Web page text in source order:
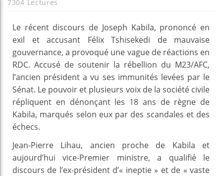
7304 Lectures
Le récent discours de Joseph Kabila, prononcé en
exil et accusant Félix Tshisekedi de mauvaise
gouvernance, a provoqué une vague de réactions en
RDC. Accusé de soutenir la rébellion du M23/AFC,
l’ancien président a vu ses immunités levées par le
Sénat. Le pouvoir et plusieurs voix de la société civile
répliquent en dénonçant les 18 ans de règne de
Kabila, marqués selon eux par des scandales et des
échecs.
Jean-Pierre Lihau, ancien proche de Kabila et
aujourd’hui vice-Premier ministre, a qualifié le
discours de l’ex-président d’« ineptie » et de « vaste